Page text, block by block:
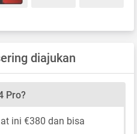
diajukan
Pro?
ini €380 dan bisa